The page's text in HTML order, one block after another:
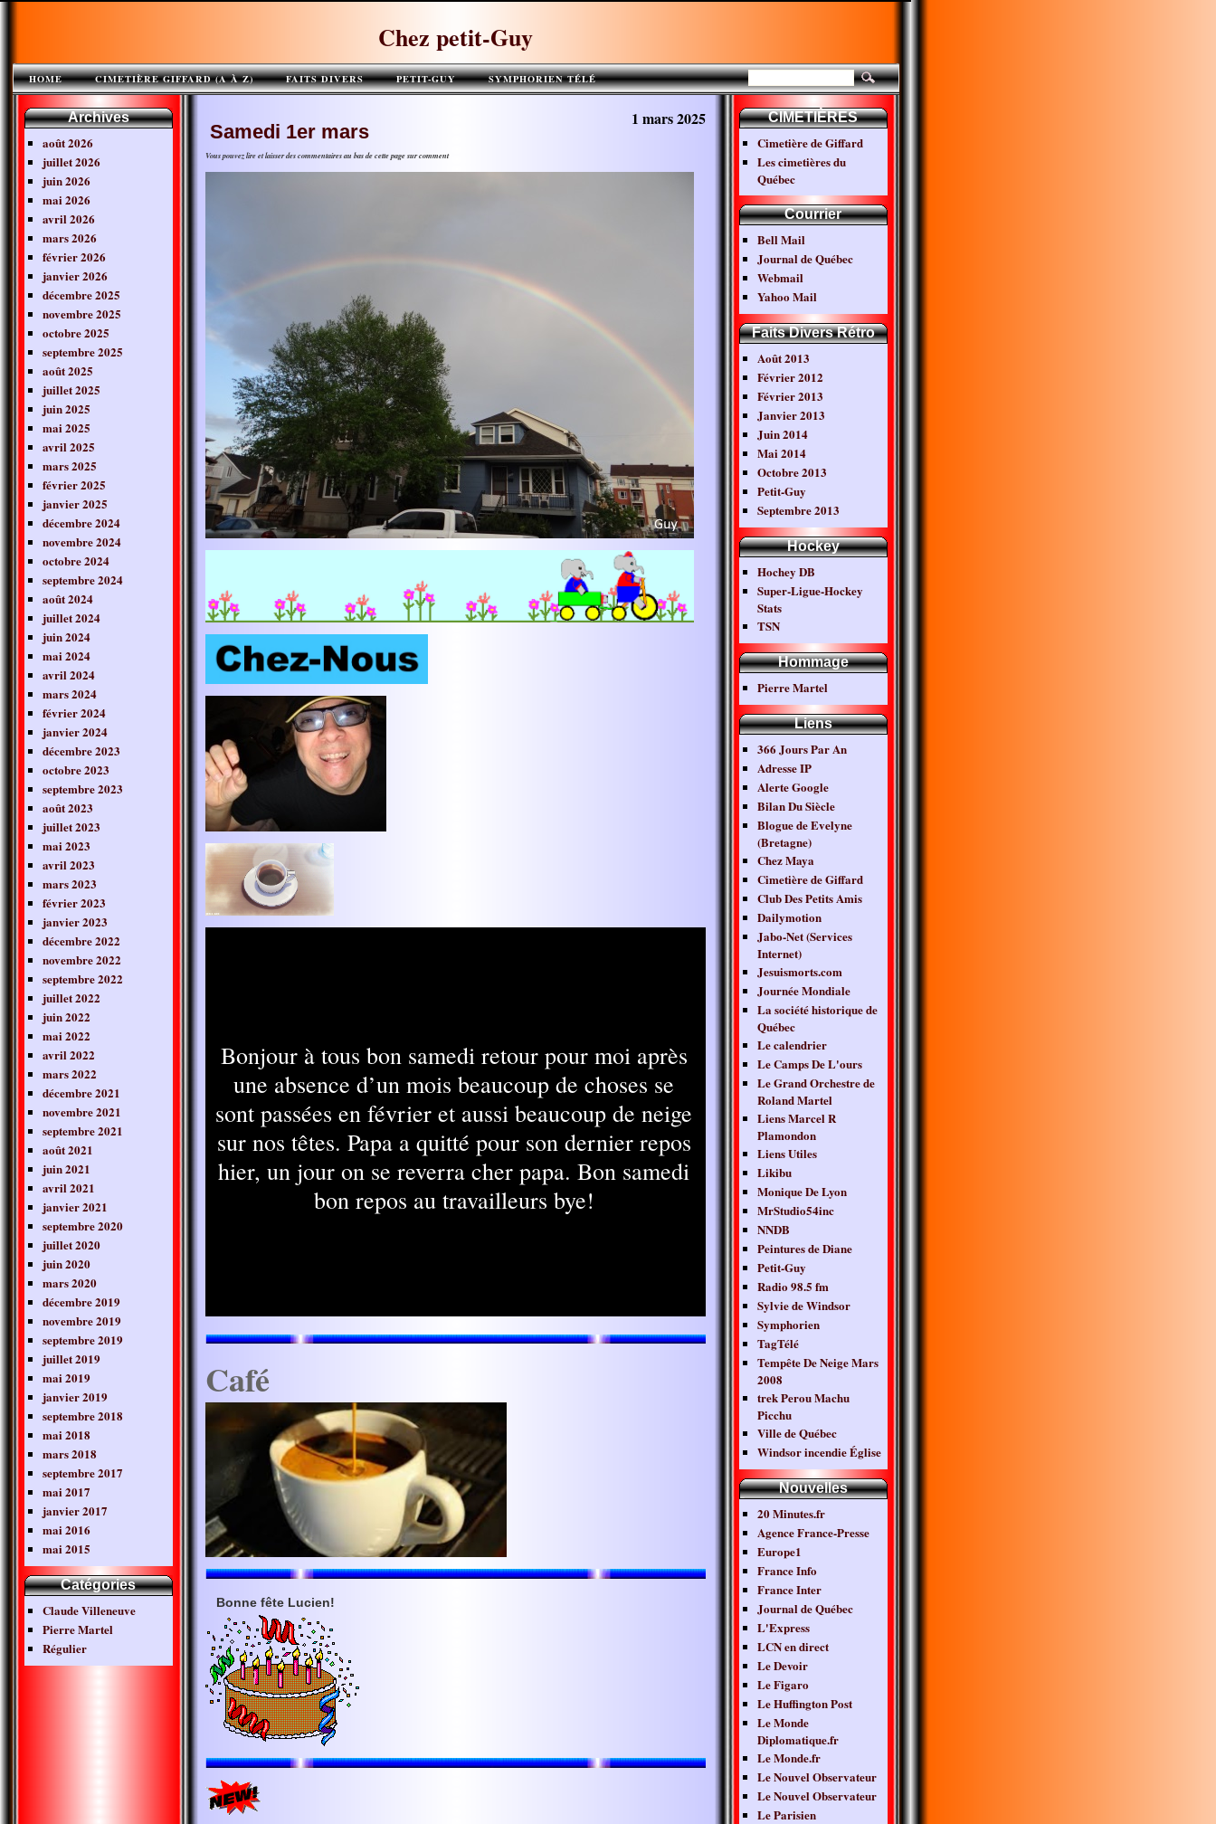
Chez petit-Guy
HOME CIMETIÈRE GIFFARD (A À Z) FAITS DIVERS PETIT-GUY SYMPHORIEN TÉLÉ
Archives
août 2026
juillet 2026
juin 2026
mai 2026
avril 2026
mars 2026
février 2026
janvier 2026
décembre 2025
novembre 2025
octobre 2025
septembre 2025
août 2025
juillet 2025
juin 2025
mai 2025
avril 2025
mars 2025
février 2025
janvier 2025
décembre 2024
novembre 2024
octobre 2024
septembre 2024
août 2024
juillet 2024
juin 2024
mai 2024
avril 2024
mars 2024
février 2024
janvier 2024
décembre 2023
octobre 2023
septembre 2023
août 2023
juillet 2023
mai 2023
avril 2023
mars 2023
février 2023
janvier 2023
décembre 2022
novembre 2022
septembre 2022
juillet 2022
juin 2022
mai 2022
avril 2022
mars 2022
décembre 2021
novembre 2021
septembre 2021
août 2021
juin 2021
avril 2021
janvier 2021
septembre 2020
juillet 2020
juin 2020
mars 2020
décembre 2019
novembre 2019
septembre 2019
juillet 2019
mai 2019
janvier 2019
septembre 2018
mai 2018
mars 2018
septembre 2017
mai 2017
janvier 2017
mai 2016
mai 2015
Catégories
Claude Villeneuve
Pierre Martel
Régulier
CIMETIÈRES
Cimetière de Giffard
Les cimetières du
Québec
Courrier
Bell Mail
Journal de Québec
Webmail
Yahoo Mail
Faits Divers Rétro
Août 2013
Février 2012
Février 2013
Janvier 2013
Juin 2014
Mai 2014
Octobre 2013
Petit-Guy
Septembre 2013
Hockey
Hochey DB
Super-Ligue-Hockey
Stats
TSN
Hommage
Pierre Martel
Liens
366 Jours Par An
Adresse IP
Alerte Google
Bilan Du Siècle
Blogue de Evelyne
(Bretagne)
Chez Maya
Cimetière de Giffard
Club Des Petits Amis
Dailymotion
Jabo-Net (Services
Internet)
Jesuismorts.com
Journée Mondiale
La société historique de
Québec
Le calendrier
Le Camps De L'ours
Le Grand Orchestre de
Roland Martel
Liens Marcel R
Plamondon
Liens Utiles
Likibu
Monique De Lyon
MrStudio54inc
NNDB
Peintures de Diane
Petit-Guy
Radio 98.5 fm
Sylvie de Windsor
Symphorien
TagTélé
Tempête De Neige Mars
2008
trek Perou Machu
Picchu
Ville de Québec
Windsor incendie Église
Nouvelles
20 Minutes.fr
Agence France-Presse
Europe1
France Info
France Inter
Journal de Québec
L'Express
LCN en direct
Le Devoir
Le Figaro
Le Huffington Post
Le Monde
Diplomatique.fr
Le Monde.fr
Le Nouvel Observateur
Le Nouvel Observateur
Le Parisien
1 mars 2025
Samedi 1er mars
Vous pouvez lire et laisser des commentaires au bas de cette page sur comment
Bonjour à tous bon samedi retour pour moi après
une absence d’un mois beaucoup de choses se
sont passées en février et aussi beaucoup de neige
sur nos têtes. Papa a quitté pour son dernier repos
hier, un jour on se reverra cher papa. Bon samedi
bon repos au travailleurs bye!
Café
Bonne fête Lucien!